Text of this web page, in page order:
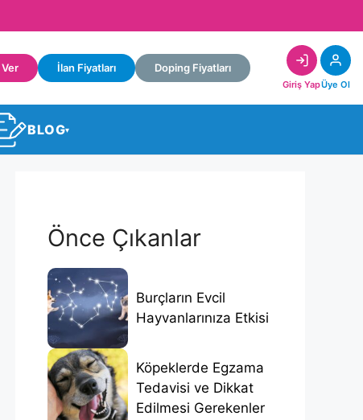
İlan Fiyatları Doping Fiyatları
Giriş YapÜye Ol
BLOG▾
Önce Çıkanlar
Burçların Evcil
Hayvanlarınıza Etkisi
Köpeklerde Egzama
Tedavisi ve Dikkat
Edilmesi Gerekenler